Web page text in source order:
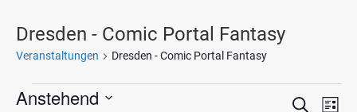
Dresden - Comic Portal Fantasy
Veranstaltungen Dresden - Comic Portal Fantasy
Veranstaltungen Suche
Anstehend